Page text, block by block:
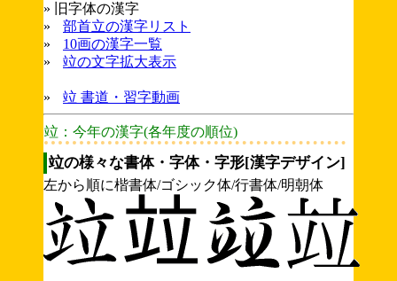
» 旧字体の漢字
»
部首立の漢字リスト
»
10画の漢字一覧
»
竝の文字拡大表示
» 竝 書道・習字動画
竝：今年の漢字(各年度の順位)
竝の様々な書体・字体・字形[漢字デザイン]
左から順に楷書体/ゴシック体/行書体/明朝体